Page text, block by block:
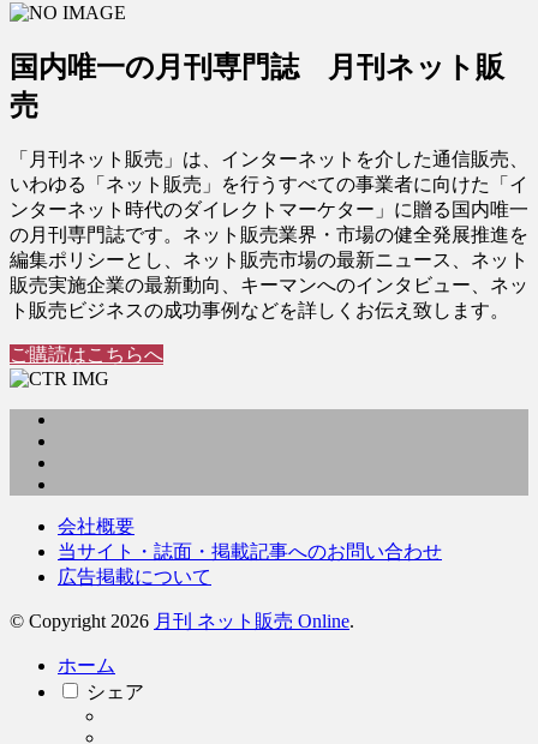
国内唯一の月刊専門誌 月刊ネット販
売
「月刊ネット販売」は、インターネットを介した通信販売、
いわゆる「ネット販売」を行うすべての事業者に向けた「イ
ンターネット時代のダイレクトマーケター」に贈る国内唯一
の月刊専門誌です。ネット販売業界・市場の健全発展推進を
編集ポリシーとし、ネット販売市場の最新ニュース、ネット
販売実施企業の最新動向、キーマンへのインタビュー、ネッ
ト販売ビジネスの成功事例などを詳しくお伝え致します。
ご購読はこちらへ
会社概要
当サイト・誌面・掲載記事へのお問い合わせ
広告掲載について
© Copyright 2026 月刊 ネット販売 Online.
ホーム
シェア